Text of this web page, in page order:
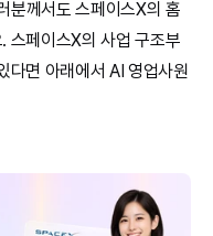
분께서도 스페이스X의 홈
스페이스X의 사업 구조부
다면 아래에서 AI 영업사원